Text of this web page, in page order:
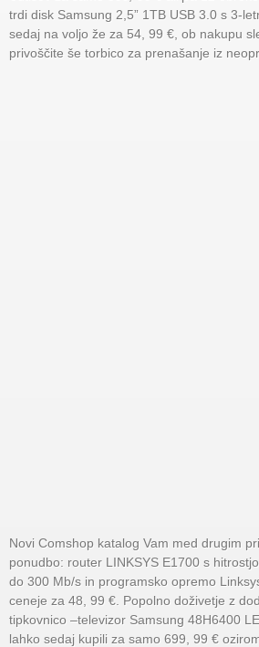
trdi disk Samsung 2,5” 1TB USB 3.0 s 3-
sedaj na voljo že za 54, 99 €, ob nakupu
privoščite še torbico za prenašanje iz
Novi Comshop katalog Vam med drugim
ponudbo: router LINKSYS E1700 s
do 300 Mb/s in programsko opremo
ceneje za 48, 99 €. Popolno doživetje z
tipkovnico –televizor Samsung 48H6400
lahko sedaj kupili za samo 699, 99 €